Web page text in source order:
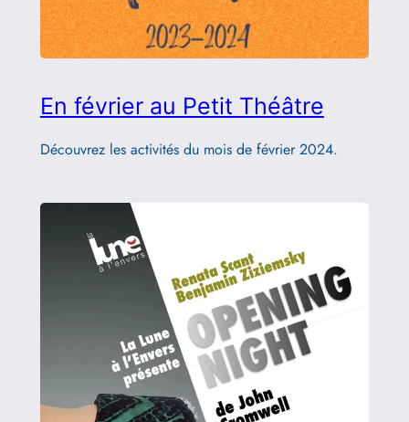
En février au Petit Théâtre
Découvrez les activités du mois de février 2024.